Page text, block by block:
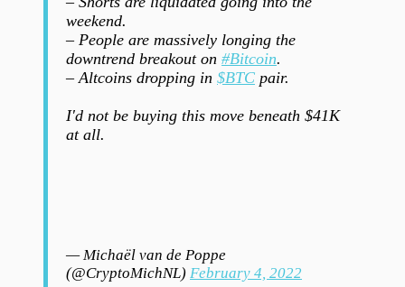
weekend.
– People are massively longing the
downtrend breakout on #Bitcoin.
– Altcoins dropping in $BTC pair.
I'd not be buying this move beneath $41K
at all.
— Michaël van de Poppe
(@CryptoMichNL) February 4, 2022